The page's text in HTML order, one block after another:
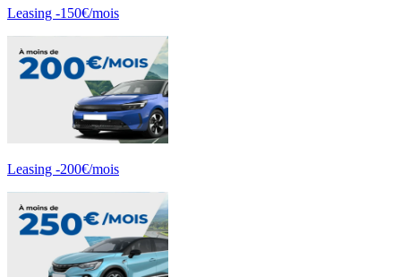
Leasing -150€/mois
Leasing -200€/mois